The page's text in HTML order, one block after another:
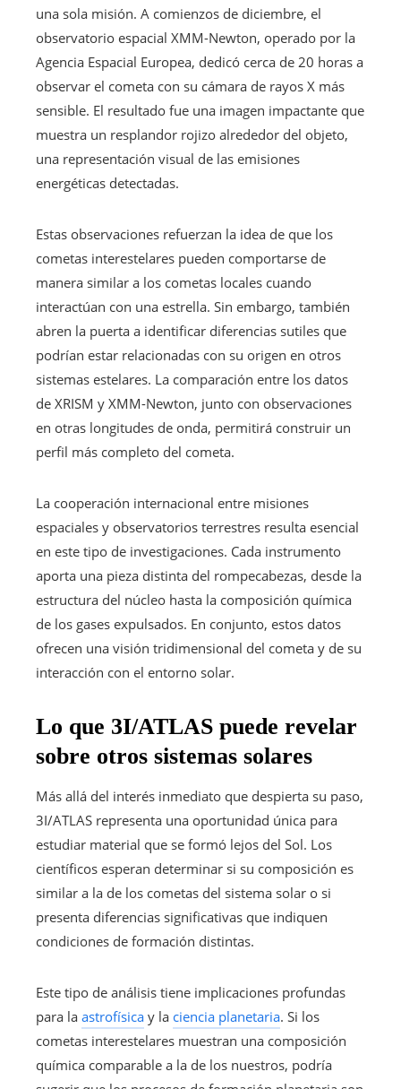
una sola misión. A comienzos de diciembre, el
observatorio espacial XMM-Newton, operado por la
Agencia Espacial Europea, dedicó cerca de 20 horas a
observar el cometa con su cámara de rayos X más
sensible. El resultado fue una imagen impactante que
muestra un resplandor rojizo alrededor del objeto,
una representación visual de las emisiones
energéticas detectadas.
Estas observaciones refuerzan la idea de que los
cometas interestelares pueden comportarse de
manera similar a los cometas locales cuando
interactúan con una estrella. Sin embargo, también
abren la puerta a identificar diferencias sutiles que
podrían estar relacionadas con su origen en otros
sistemas estelares. La comparación entre los datos
de XRISM y XMM-Newton, junto con observaciones
en otras longitudes de onda, permitirá construir un
perfil más completo del cometa.
La cooperación internacional entre misiones
espaciales y observatorios terrestres resulta esencial
en este tipo de investigaciones. Cada instrumento
aporta una pieza distinta del rompecabezas, desde la
estructura del núcleo hasta la composición química
de los gases expulsados. En conjunto, estos datos
ofrecen una visión tridimensional del cometa y de su
interacción con el entorno solar.
Lo que 3I/ATLAS puede revelar
sobre otros sistemas solares
Más allá del interés inmediato que despierta su paso,
3I/ATLAS representa una oportunidad única para
estudiar material que se formó lejos del Sol. Los
científicos esperan determinar si su composición es
similar a la de los cometas del sistema solar o si
presenta diferencias significativas que indiquen
condiciones de formación distintas.
Este tipo de análisis tiene implicaciones profundas
para la astrofísica y la ciencia planetaria. Si los
cometas interestelares muestran una composición
química comparable a la de los nuestros, podría